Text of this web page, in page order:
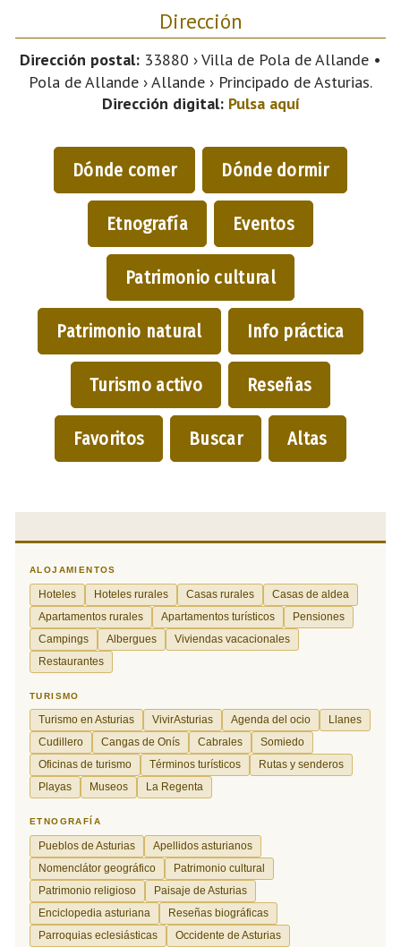
Dirección
Dirección postal: 33880 › Villa de Pola de Allande •
Pola de Allande › Allande › Principado de Asturias.
Dirección digital: Pulsa aquí
Dónde comer Dónde dormir
Etnografía Eventos
Patrimonio cultural
Patrimonio natural Info práctica
Turismo activo Reseñas
Favoritos Buscar Altas